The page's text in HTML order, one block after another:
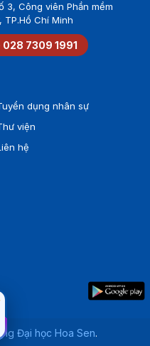
3, Công viên Phần mềm
Chí Minh
028 7309 1991
dụng nhân sự
viện
hệ
Đại học Hoa Sen.